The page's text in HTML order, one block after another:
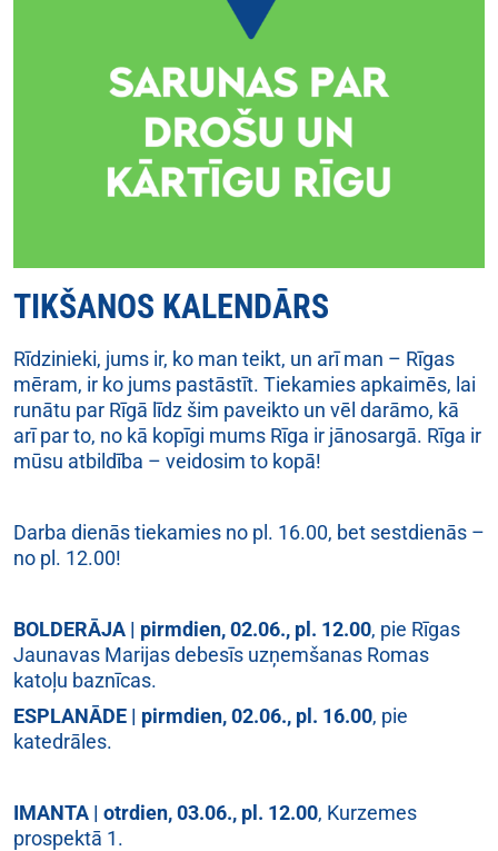
TIKŠANOS KALENDĀRS
Rīdzinieki, jums ir, ko man teikt, un arī man – Rīgas
mēram, ir ko jums pastāstīt. Tiekamies apkaimēs, lai
runātu par Rīgā līdz šim paveikto un vēl darāmo, kā
arī par to, no kā kopīgi mums Rīga ir jānosargā. Rīga ir
mūsu atbildība – veidosim to kopā!
Darba dienās tiekamies no pl. 16.00, bet sestdienās –
no pl. 12.00!
BOLDERĀJA | pirmdien, 02.06., pl. 12.00, pie Rīgas
Jaunavas Marijas debesīs uzņemšanas Romas
katoļu baznīcas.
ESPLANĀDE | pirmdien, 02.06., pl. 16.00, pie
katedrāles.
IMANTA | otrdien, 03.06., pl. 12.00, Kurzemes
prospektā 1.